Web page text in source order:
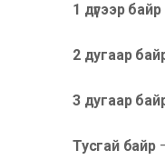
1 дүгээр байр
2 дугаар
3 дугаар
Тусгай байр